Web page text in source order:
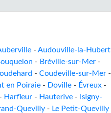
- Audouville-la-Hubert
- Bréville-sur-Mer -
- Coudeville-sur-Mer -
en Poiraie - Doville - Évreux -
- Harfleur - Hauterive - Isigny-
Quevilly - Le Petit-Quevilly